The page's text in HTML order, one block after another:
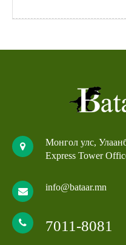
Монгол улс,
Express Tower
info@bataar.mn
7011-8081